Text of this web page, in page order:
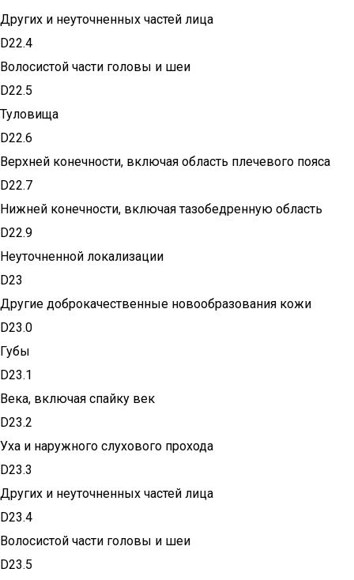
Других и неуточненных частей лица
D22.4
Волосистой части головы и шеи
D22.5
Туловища
D22.6
Верхней конечности, включая область плечевого пояса
D22.7
Нижней конечности, включая тазобедренную область
D22.9
Неуточненной локализации
D23
Другие доброкачественные новообразования кожи
D23.0
Губы
D23.1
Века, включая спайку век
D23.2
Уха и наружного слухового прохода
D23.3
Других и неуточненных частей лица
D23.4
Волосистой части головы и шеи
D23.5